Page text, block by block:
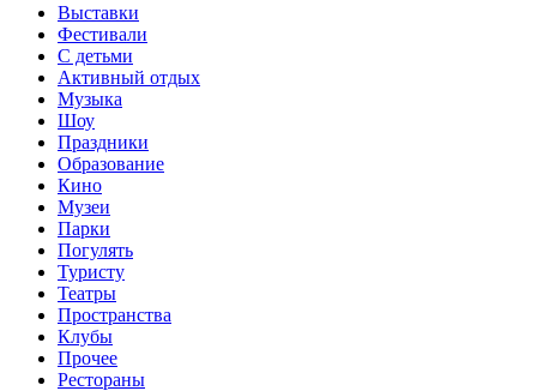
Выставки
Фестивали
С детьми
Активный отдых
Музыка
Шоу
Праздники
Образование
Кино
Музеи
Парки
Погулять
Туристу
Театры
Пространства
Клубы
Прочее
Рестораны